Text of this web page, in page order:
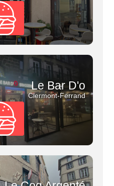
Le Bar D'o
Clermont-Ferrand